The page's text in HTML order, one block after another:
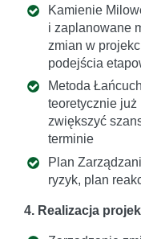
Kamienie
i zaplanowane
zmian w
podejścia
Metoda
teoretycznie
zwiększyć
terminie
Plan
ryzyk, plan
4. Realizacja